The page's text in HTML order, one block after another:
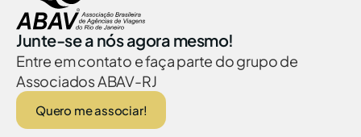
Junte-se a nós agora mesmo!
Entre em contato e faça parte do grupo de
Associados ABAV-RJ
Quero me associar!